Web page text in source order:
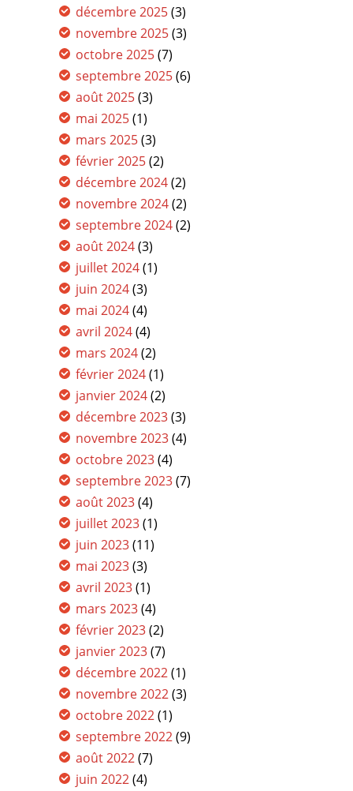
décembre 2025(3)
novembre 2025(3)
octobre 2025(7)
septembre 2025(6)
août 2025(3)
mai 2025(1)
mars 2025(3)
février 2025(2)
décembre 2024(2)
novembre 2024(2)
septembre 2024(2)
août 2024(3)
juillet 2024(1)
juin 2024(3)
mai 2024(4)
avril 2024(4)
mars 2024(2)
février 2024(1)
janvier 2024(2)
décembre 2023(3)
novembre 2023(4)
octobre 2023(4)
septembre 2023(7)
août 2023(4)
juillet 2023(1)
juin 2023(11)
mai 2023(3)
avril 2023(1)
mars 2023(4)
février 2023(2)
janvier 2023(7)
décembre 2022(1)
novembre 2022(3)
octobre 2022(1)
septembre 2022(9)
août 2022(7)
juin 2022(4)